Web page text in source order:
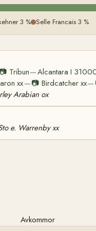
3 % Selle Francais 3 %
📷 Tribun—Alcantara I
xx—📷 Birdcatcher xx—
Arabian ox
e. Warrenby xx
Avkommor